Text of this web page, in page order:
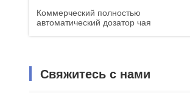
Коммерческий полностью
автоматический дозатор чая
Свяжитесь с нами